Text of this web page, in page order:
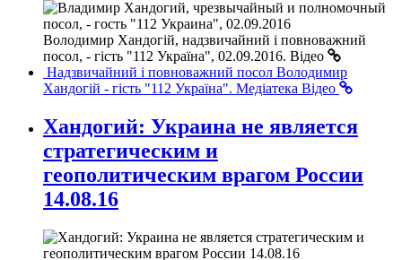
Володимир Хандогій, надзвичайний і повноважний
посол, - гість "112 Україна", 02.09.2016. Відео
Надзвичайний і повноважний посол Володимир
Хандогій - гість "112 Україна". Медіатека Відео
Хандогий: Украина не является
стратегическим и
геополитическим врагом России
14.08.16